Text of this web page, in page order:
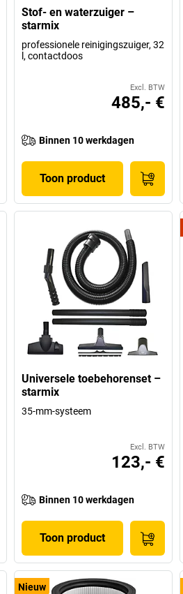
Stof- en waterzuiger –
starmix
professionele reinigingszuiger, 32
l, contactdoos
Excl. BTW
485,- €
Binnen 10 werkdagen
Toon product
Universele toebehorenset –
starmix
35-mm-systeem
Excl. BTW
123,- €
Binnen 10 werkdagen
Toon product
Nieuw